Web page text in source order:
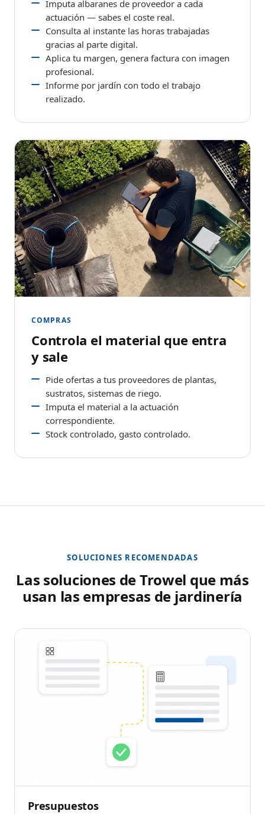
Imputa albaranes de proveedor a cada
actuación — sabes el coste real.
Consulta al instante las horas trabajadas
gracias al parte digital.
Aplica tu margen, genera factura con imagen
profesional.
Informe por jardín con todo el trabajo
realizado.
COMPRAS
Controla el material que entra
y sale
Pide ofertas a tus proveedores de plantas,
sustratos, sistemas de riego.
Imputa el material a la actuación
correspondiente.
Stock controlado, gasto controlado.
SOLUCIONES RECOMENDADAS
Las soluciones de Trowel que más
usan las empresas de jardinería
Presupuestos